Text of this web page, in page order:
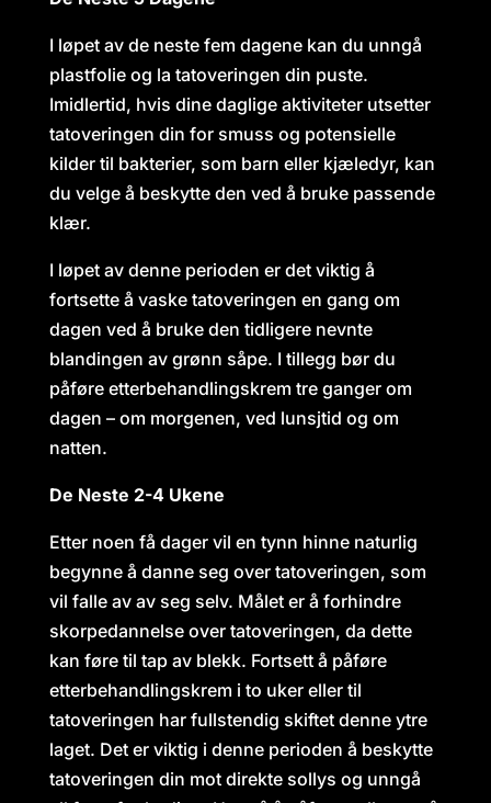
I løpet av de neste fem dagene kan du unngå
plastfolie og la tatoveringen din puste.
Imidlertid, hvis dine daglige aktiviteter utsetter
tatoveringen din for smuss og potensielle
kilder til bakterier, som barn eller kjæledyr, kan
du velge å beskytte den ved å bruke passende
klær.
I løpet av denne perioden er det viktig å
fortsette å vaske tatoveringen en gang om
dagen ved å bruke den tidligere nevnte
blandingen av grønn såpe. I tillegg bør du
påføre etterbehandlingskrem tre ganger om
dagen – om morgenen, ved lunsjtid og om
natten.
De Neste 2-4 Ukene
Etter noen få dager vil en tynn hinne naturlig
begynne å danne seg over tatoveringen, som
vil falle av av seg selv. Målet er å forhindre
skorpedannelse over tatoveringen, da dette
kan føre til tap av blekk. Fortsett å påføre
etterbehandlingskrem i to uker eller til
tatoveringen har fullstendig skiftet denne ytre
laget. Det er viktig i denne perioden å beskytte
tatoveringen din mot direkte sollys og unngå